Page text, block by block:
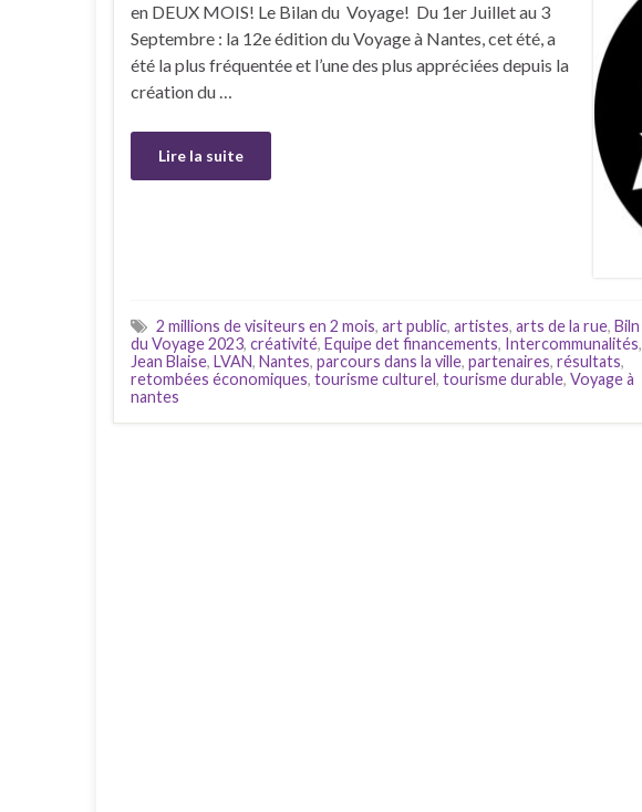
en DEUX MOIS! Le Bilan du Voyage! Du 1er Juillet au 3
Septembre : la 12e édition du Voyage à Nantes, cet été, a
été la plus fréquentée et l’une des plus appréciées depuis la
création du …
Lire la suite
2 millions de visiteurs en 2 mois, art public, artistes, arts de la rue, Biln
du Voyage 2023, créativité, Equipe det financements, Intercommunalités,
Jean Blaise, LVAN, Nantes, parcours dans la ville, partenaires, résultats,
retombées économiques, tourisme culturel, tourisme durable, Voyage à
nantes